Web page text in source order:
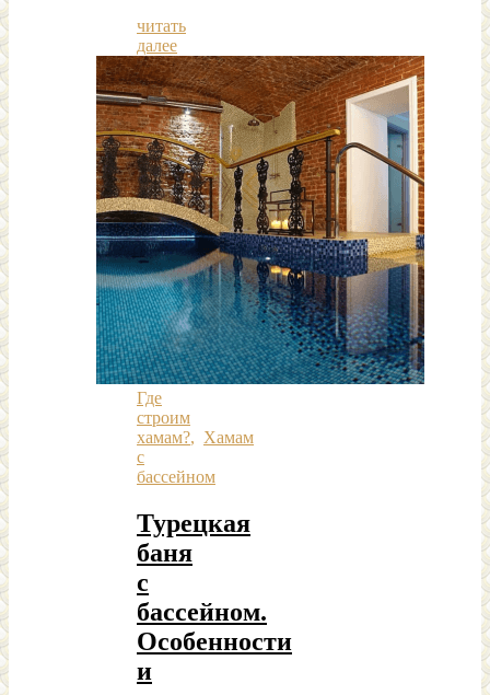
читать
далее
Где
строим
хамам?, Хамам
с
бассейном
Турецкая
баня
с
бассейном.
Особенности
и